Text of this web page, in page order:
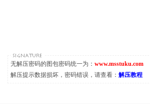
无解压密码的图包密码统一为： www.msstuku.com
解压提示数据损坏，密码错误，请查看： 解压教程